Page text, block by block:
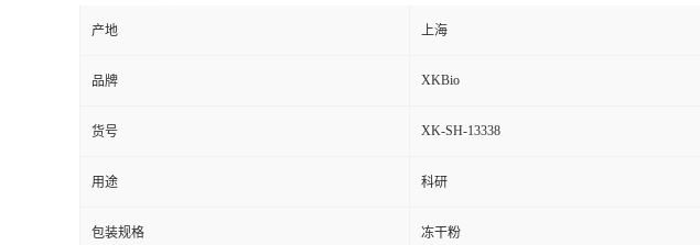
产地 上海
品牌 XKBio
货号 XK-SH-13338
用途 科研
包装规格 冻干粉